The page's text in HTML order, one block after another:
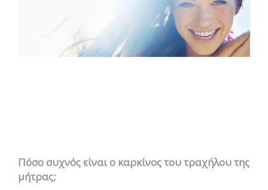
Πόσο συχνός είναι ο καρκίνος του τραχήλου της
μήτρας;